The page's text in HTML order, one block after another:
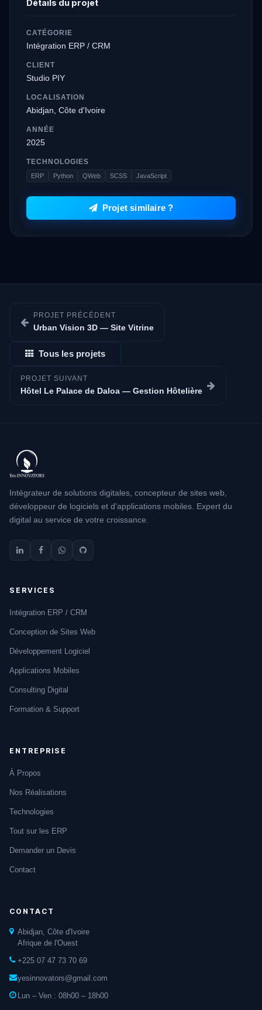
Détails du projet
CATÉGORIE
Intégration ERP / CRM
CLIENT
Studio PIY
LOCALISATION
Abidjan, Côte d'Ivoire
ANNÉE
2025
TECHNOLOGIES
ERP
Python QWeb SCSS JavaScript
Projet similaire ?
PROJET PRÉCÉDENT
Urban Vision 3D — Site Vitrine
Tous les projets
PROJET SUIVANT
Hôtel Le Palace de Daloa — Gestion Hôtelière
Intégrateur de solutions digitales, concepteur de sites web,
développeur de logiciels et d'applications mobiles. Expert du
digital au service de votre croissance.
SERVICES
Intégration ERP / CRM
Conception de Sites Web
Développement Logiciel
Applications Mobiles
Consulting Digital
Formation & Support
ENTREPRISE
À Propos
Nos Réalisations
Technologies
Tout sur les ERP
Demander un Devis
Contact
CONTACT
Abidjan, Côte d'Ivoire
Afrique de l'Ouest
+225 07 47 73 70 69
yesinnovators@gmail.com
Lun – Ven : 08h00 – 18h00